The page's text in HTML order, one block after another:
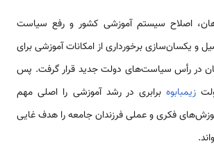
اصلاح سیستم آموزشی کشور و رفع سیاست
و یکسان‌سازی برخورداری از امکانات آموزشی برای
در رأس سیاست‌های دولت جدید قرار گرفت. پس
زیمبابوهبرابری در رشد آموزشی را اصلی مهم
فکری و عملی فرزندان جامعه را هدف غایی